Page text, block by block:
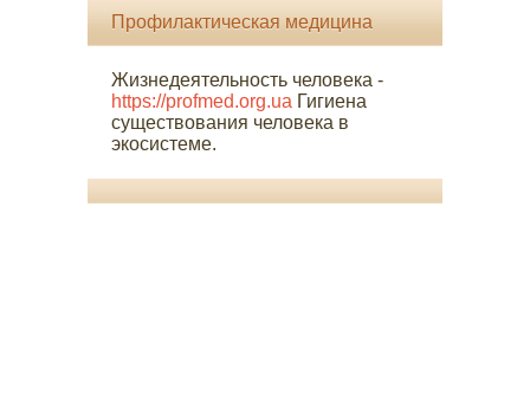
Профилактическая медицина
Жизнедеятельность человека -
https://profmed.org.ua Гигиена
существования человека в
экосистеме.